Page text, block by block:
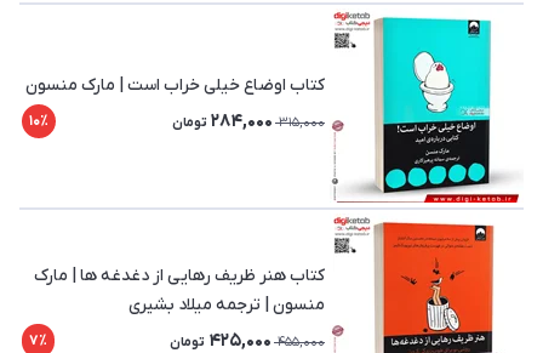
کتاب اوضاع خیلی خراب است | مارک منسون
315,000
284,000 تومان 10٪
کتاب هنر ظریف رهایی از دغدغه ها | مارک
منسون | ترجمه میلاد بشیری
455,000
425,000 تومان 7٪